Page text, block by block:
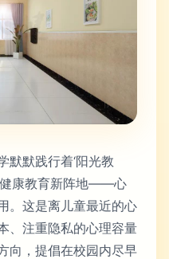
默默践行着‘阳光教
健康教育新阵地——心
。这是离儿童最近的心
、注重隐私的心理容量
向，提倡在校园内尽早